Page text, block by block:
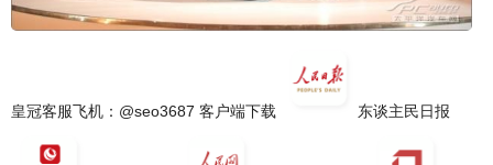
皇冠客服飞机：@seo3687 客户端下载 东谈主民日报